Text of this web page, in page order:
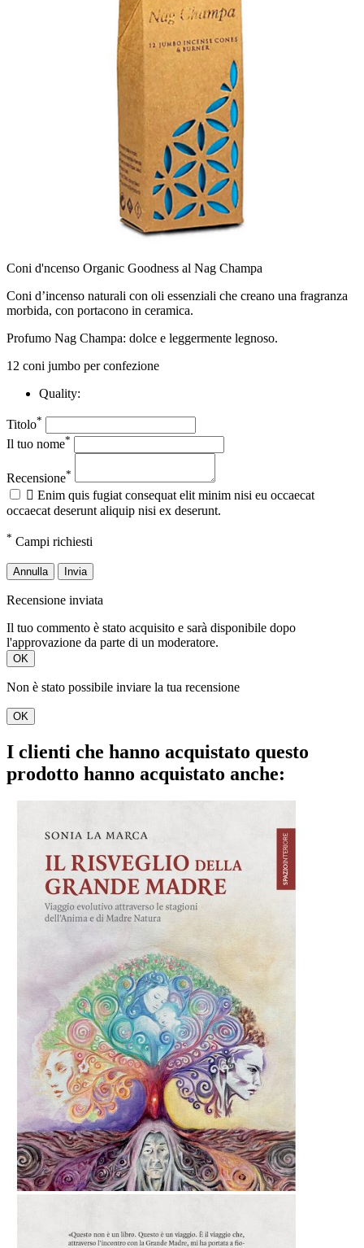
Coni d'ncenso Organic Goodness al Nag Champa
Coni d’incenso naturali con oli essenziali che creano una fragranza
morbida, con portacono in ceramica.
Profumo Nag Champa: dolce e leggermente legnoso.
12 coni jumbo per confezione
Quality:
Titolo*
Il tuo nome*
Recensione*
 Enim quis fugiat consequat elit minim nisi eu occaecat
occaecat deserunt aliquip nisi ex deserunt.
* Campi richiesti
Annulla Invia
Recensione inviata
Il tuo commento è stato acquisito e sarà disponibile dopo
l'approvazione da parte di un moderatore.
OK
Non è stato possibile inviare la tua recensione
OK
I clienti che hanno acquistato questo
prodotto hanno acquistato anche: